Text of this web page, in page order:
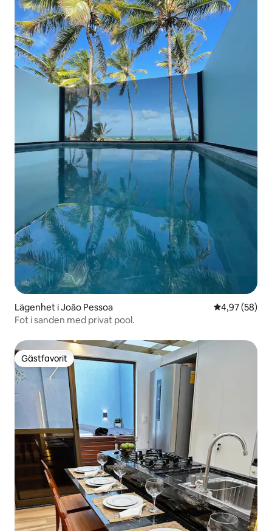
Lägenhet i João Pessoa 4,97 av 5 i
4,97 (58)
Fot i sanden med privat pool.
Gästfavorit
Gästfavorit